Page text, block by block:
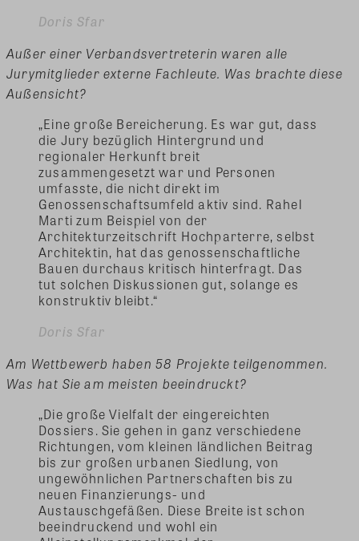
Doris Sfar
Außer einer Verbandsvertreterin waren alle
Jurymitglieder externe Fachleute. Was brachte diese
Außensicht?
„Eine große Bereicherung. Es war gut, dass
die Jury bezüglich Hintergrund und
regionaler Herkunft breit
zusammengesetzt war und Personen
umfasste, die nicht direkt im
Genossenschaftsumfeld aktiv sind. Rahel
Marti zum Beispiel von der
Architekturzeitschrift Hochparterre, selbst
Architektin, hat das genossenschaftliche
Bauen durchaus kritisch hinterfragt. Das
tut solchen Diskussionen gut, solange es
konstruktiv bleibt.“
Doris Sfar
Am Wettbewerb haben 58 Projekte teilgenommen.
Was hat Sie am meisten beeindruckt?
„Die große Vielfalt der eingereichten
Dossiers. Sie gehen in ganz verschiedene
Richtungen, vom kleinen ländlichen Beitrag
bis zur großen urbanen Siedlung, von
ungewöhnlichen Partnerschaften bis zu
neuen Finanzierungs- und
Austauschgefäßen. Diese Breite ist schon
beeindruckend und wohl ein